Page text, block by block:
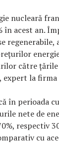
nucleară
în acest an.
regenerabile,
către ţările
la firma
în perioada
nete de
respectiv
cu